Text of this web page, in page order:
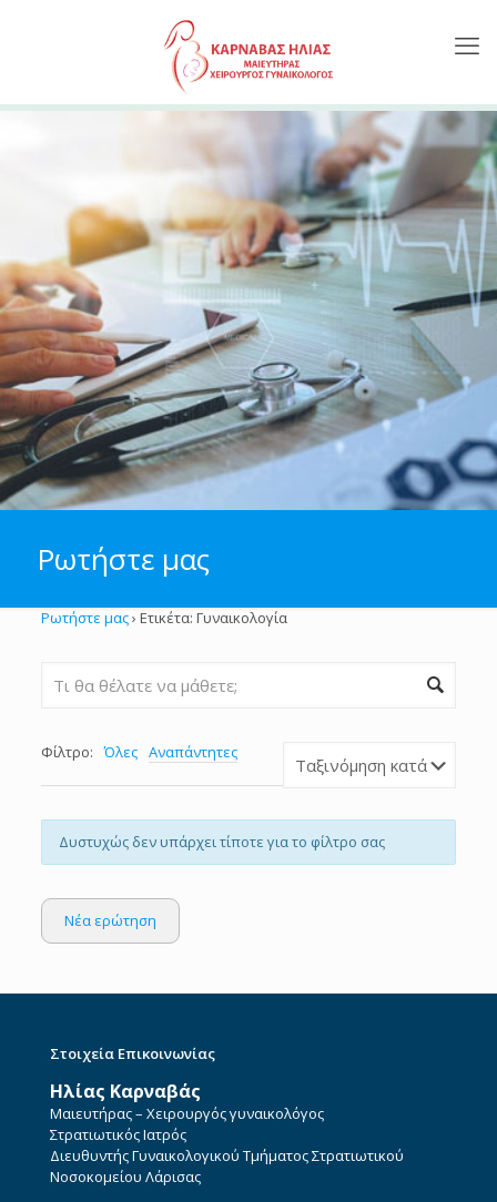
Ρωτήστε μας
Ρωτήστε μας› Ετικέτα: Γυναικολογία
Φίλτρο: Όλες Αναπάντητες
Δυστυχώς δεν υπάρχει τίποτε για το φίλτρο σας
Νέα ερώτηση
Στοιχεία Επικοινωνίας
Ηλίας Καρναβάς
Μαιευτήρας – Χειρουργός γυναικολόγος
Στρατιωτικός Ιατρός
Διευθυντής Γυναικολογικού Τμήματος Στρατιωτικού
Νοσοκομείου Λάρισας